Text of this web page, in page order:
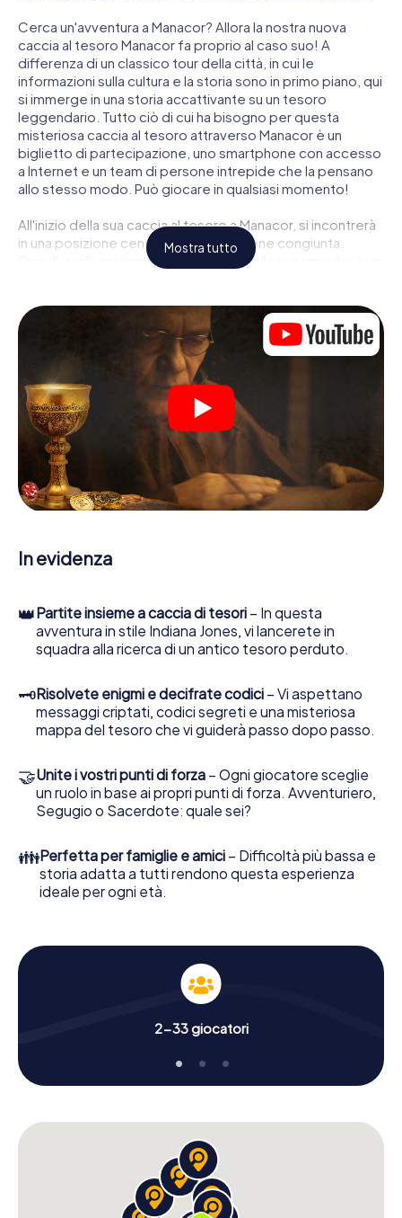
Cerca un'avventura a Manacor? Allora la nostra nuova
caccia al tesoro Manacor fa proprio al caso suo! A
differenza di un classico tour della città, in cui le
informazioni sulla cultura e la storia sono in primo piano, qui
si immerge in una storia accattivante su un tesoro
leggendario. Tutto ciò di cui ha bisogno per questa
misteriosa caccia al tesoro attraverso Manacor è un
biglietto di partecipazione, uno smartphone con accesso
a Internet e un team di persone intrepide che la pensano
allo stesso modo. Può giocare in qualsiasi momento!
All'inizio della sua caccia al tesoro a Manacor, si incontrerà
in una posizione centrale per una riunione congiunta.
Quindi i ruoli vengono distribuiti. Chi della sua squadra è un
caccia al tesoro a Manacor c'è un ruolo adatto per ogni
giocatore.
Una volta assegnati i ruoli, può iniziare la caccia al tesoro
del thriller poliziesco a Manacor: puoi decifrare codici
crittografati, risolvere complicati compiti logici e cercare
indizi, indizi in vari luoghi della città. Il suo smartphone è il
suo strumento di indagine più importante: la nostra app
web sviluppata appositamente le consente di interrogare
le persone di contatto ed esaminare stringhe
enigmatiche, la aiuta a raccogliere oggetti e la guida in
sicurezza per Manacor.
Nel corso della caccia al tesoro a Manacor, lei e il suo team
vi immergerete sempre più in profondità
Mostra tutto
In evidenza
👑Partite insieme a caccia di tesori – In questa
avventura in stile Indiana Jones, vi lancerete in
squadra alla ricerca di un antico tesoro perduto.
🗝Risolvete enigmi e decifrate codici – Vi aspettano
messaggi criptati, codici segreti e una misteriosa
mappa del tesoro che vi guiderà passo dopo passo.
🤝Unite i vostri punti di forza – Ogni giocatore sceglie
un ruolo in base ai propri punti di forza. Avventuriero,
Segugio o Sacerdote: quale sei?
👪Perfetta per famiglie e amici – Difficoltà più bassa e
storia adatta a tutti rendono questa esperienza
ideale per ogni età.
2-33 giocatori